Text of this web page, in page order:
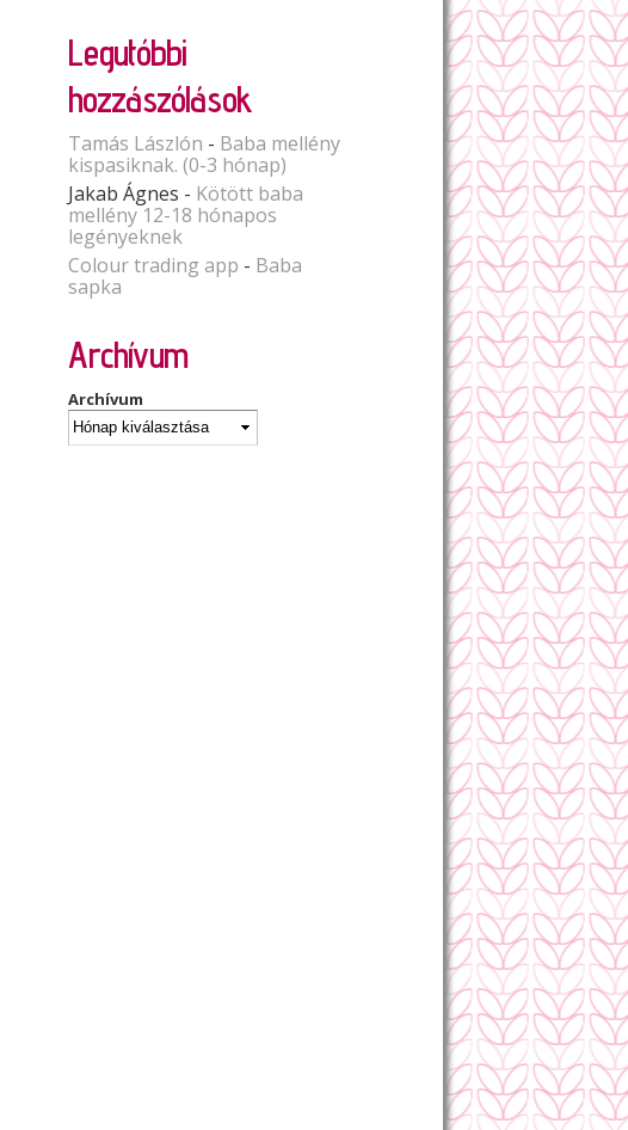
Legutóbbi
hozzászólások
Tamás Lászlón - Baba mellény
kispasiknak. (0-3 hónap)
Jakab Ágnes - Kötött baba
mellény 12-18 hónapos
legényeknek
Colour trading app - Baba
sapka
Archívum
Archívum